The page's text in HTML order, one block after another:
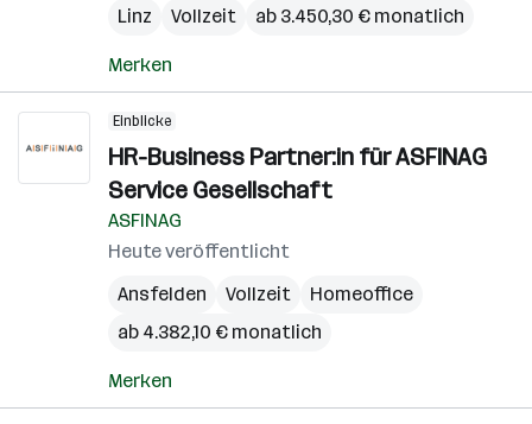
Linz
Vollzeit ab 3.450,30 € monatlich
Merken
Einblicke
HR-Business Partner:in für ASFINAG
Service Gesellschaft
ASFINAG
Heute veröffentlicht
Ansfelden
Vollzeit
Homeoffice
ab 4.382,10 € monatlich
Merken